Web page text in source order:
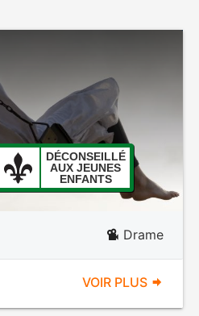
DÉCONSEILLÉ
AUX JEUNES
ENFANTS
Drame
VOIR PLUS